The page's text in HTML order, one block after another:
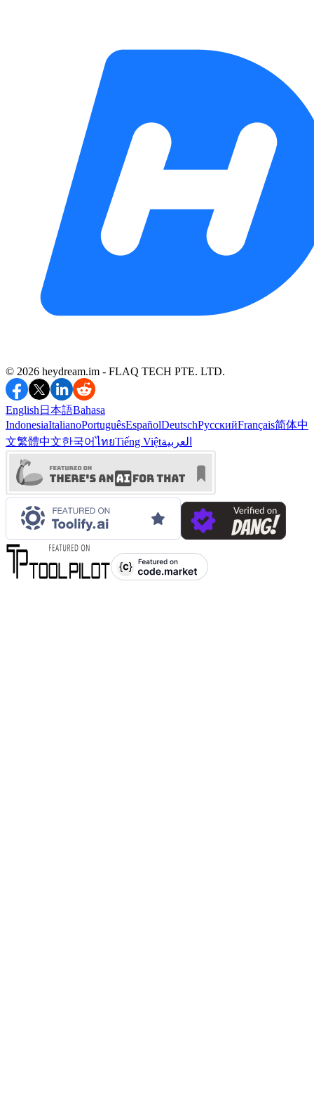
©️ 2026 heydream.im - FLAQ TECH PTE. LTD.
English 日本語Bahasa
IndonesiaItalianoPortuguêsEspañolDeutschРусскийFrançais简体中
文繁體中文한국어ไทยTiếng Việtالعربية